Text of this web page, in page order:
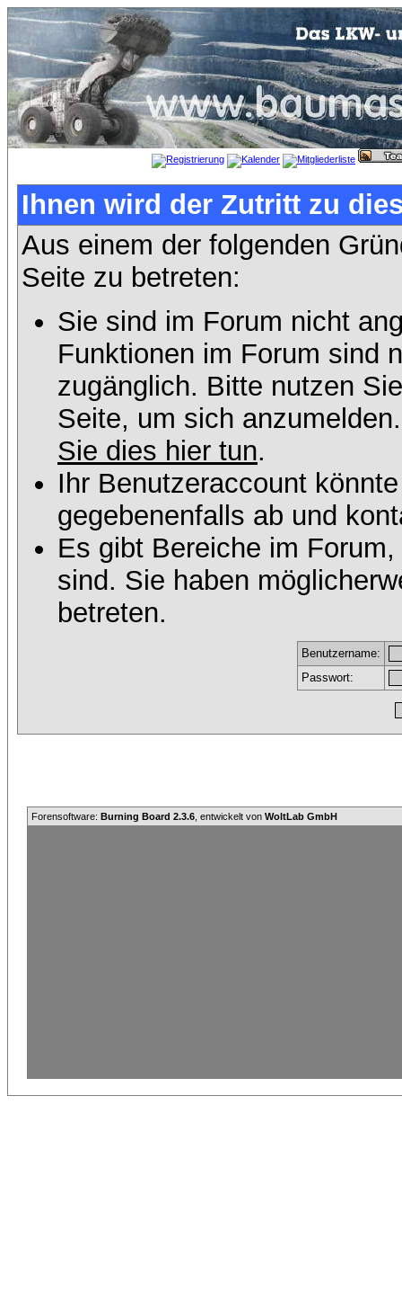
Ihnen wird der Zutritt zu
Aus einem der folgenden
Seite zu betreten:
Sie sind im Forum nicht
Funktionen im Forum sind
zugänglich. Bitte nutzen
Seite, um sich
Sie dies hier tun.
Ihr Benutzeraccount
gegebenenfalls ab und
Es gibt Bereiche im
sind. Sie haben
betreten.
Benutzername:
Passwort:
Forensoftware: Burning Board 2.3.6 , entwickelt von WoltLab GmbH